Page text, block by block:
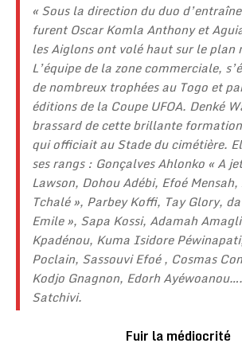
« Sous la direction du duo
furent Oscar Komla Anthony et
les Aiglons ont volé haut sur le plan
L’équipe de la zone commerciale,
de nombreux trophées au Togo et
éditions de la Coupe UFOA. Denké
brassard de cette brillante
qui officiait au Stade du cimétière.
ses rangs : Gonçalves Ahlonko « A
Lawson, Dohou Adébi, Efoé
Tchalé », Parbey Koffi, Tay Glory,
Emile », Sapa Kossi, Adamah
Kpadénou, Kuma Isidore
Poclain, Sassouvi Efoé , Cosmas
Kodjo Gnagnon, Edorh
Satchivi.
Fuir la médiocrité